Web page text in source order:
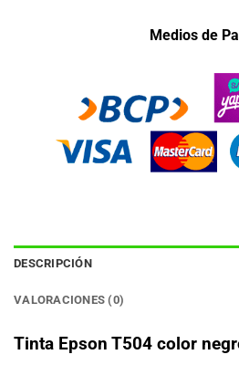
Medios de
DESCRIPCIÓN
VALORACIONES (0)
Tinta Epson T504 color